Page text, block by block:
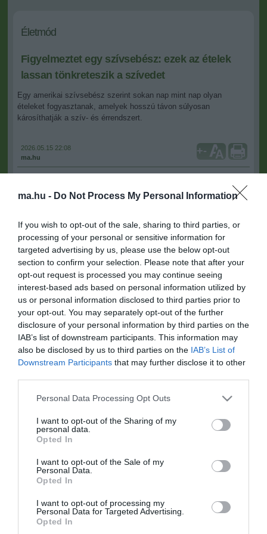
ma.hu - Do Not Process My Personal Information
If you wish to opt-out of the sale, sharing to third parties, or
processing of your personal or sensitive information for
targeted advertising by us, please use the below opt-out
section to confirm your selection. Please note that after your
opt-out request is processed you may continue seeing
interest-based ads based on personal information utilized by
us or personal information disclosed to third parties prior to
your opt-out. You may separately opt-out of the further
disclosure of your personal information by third parties on the
IAB’s list of downstream participants. This information may
also be disclosed by us to third parties on the IAB’s List of
Downstream Participants that may further disclose it to other
Please note that this website/app uses one or more Google
not limited to your visit or usage behaviour. You may click to
grant or deny consent to Google and its third-party tags to
use your data for below specified purposes in below Google
consent section.
Personal Data Processing Opt Outs
I want to opt-out of the Sharing of my
personal data.
Opted In
I want to opt-out of the Sale of my
Personal Data.
Opted In
I want to opt-out of processing my
Personal Data for Targeted Advertising.
Opted In
Életmód
Figyelmeztet egy szívsebész: ezek az ételek
lassan tönkreteszik a szívedet
Egy amerikai szívsebész szerint sokan nap mint nap olyan
ételeket fogyasztanak, amelyek hosszú távon súlyosan
károsíthatják a szív- és érrendszert.
2026.05.15 22:08
ma.hu
+-
Komoly figyelmeztetést fogalmazott megPhilip Ovadia amerikai
egészségét.
Az orvos szerint nem elsősorban a vörös húsok vagy a zsírok
jelentik a legnagyobb problémát, hanem az úgynevezett erősen
feldolgozott szénhidrátok. Ovadia úgy fogalmazott: ezek az ételek
inzulinrezisztenciát idézhetnek elő, fokozhatják a krónikus
gyulladásokat, és hosszú távon komoly szerepet játszhatnak a
szívbetegségek kialakulásában.
A szakember külön kiemelte, hogy sok olyan terméket is
egészségesként reklámoznak, amelyek valójában nagy
mennyiségű finomított szénhidrátot tartalmaznak. Példaként
említette az alacsony zsírtartalmú müzliket, a teljes kiőrlésű
A lista azonban ennél jóval hosszabb. A szívsebész szerint
reggelizőpehely, a chipsek, az ízesített joghurtok, a
gyümölcslevek, az instant zabkásák, a péksütemények vagy
egyes müzliszeletek rendszeres fogyasztása is.
Ovadia szerint ezek az élelmiszerek hirtelen megemelik a
vércukorszintet és az inzulinszintet, ami elősegítheti a hasi zsír
ez a folyamat vezethet az instabil plakkok kialakulásához,
amelyek szívrohamot okozhatnak.